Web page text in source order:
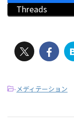
Threads
- メディテーション